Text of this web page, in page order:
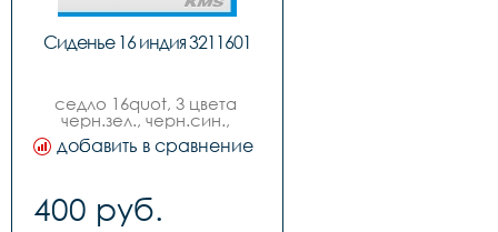
Сиденье 16 индия 3211601
седло 16quot, 3 цвета
черн.зел., черн.син.,
черн.красн., new model.
добавить в сравнение
400 руб.